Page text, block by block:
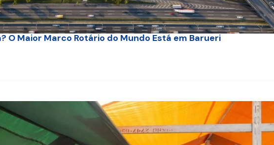
O Maior Marco Rotário do Mundo Está em Barueri